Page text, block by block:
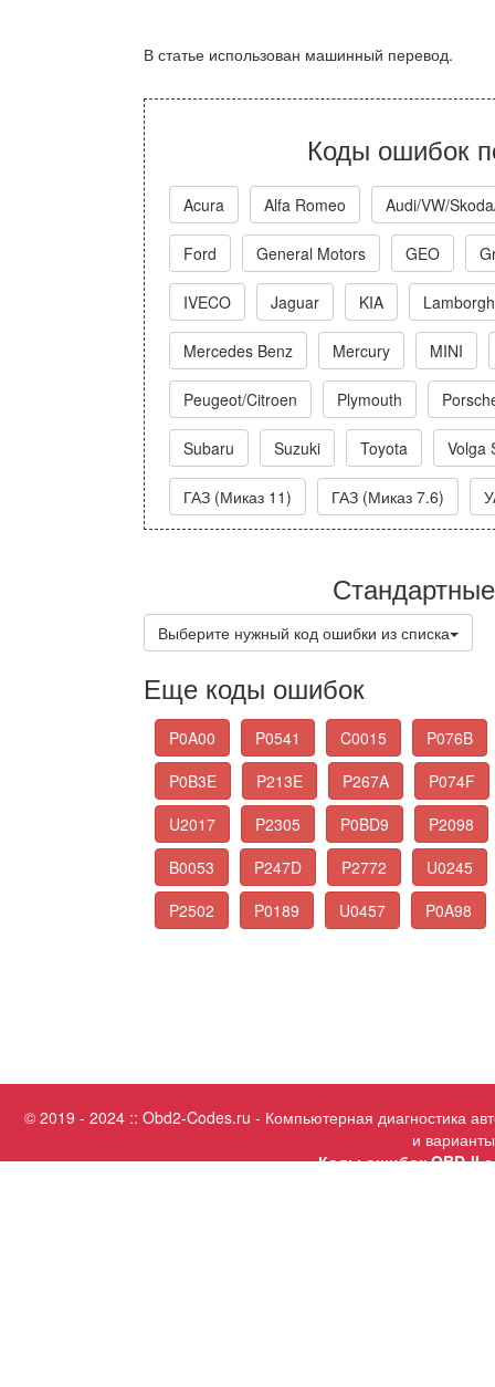
В статье использован машинный перевод.
Коды ошибок
Acura Alfa Romeo Audi/VW/
Ford General Motors GEO
IVECO Jaguar KIA
Mercedes Benz Mercury MINI
Peugeot/Citroen Plymouth
Subaru Suzuki Toyota Volga
ГАЗ (Миказ 11) ГАЗ (Миказ 7.6)
Выберите нужный код ошибки из списка
Еще коды ошибок
P0A00 P0541 C0015
P076B
P0B3E
P213E P267A
P074F
U2017
P2305 P0BD9
P2098
B0053
P247D P2772
U0245
P2502
P0189 U0457 P0A98
© 2019 - 2024 :: Obd2-Codes.ru - Компьютерная диагностика
и
Коды ошибок OBD-II